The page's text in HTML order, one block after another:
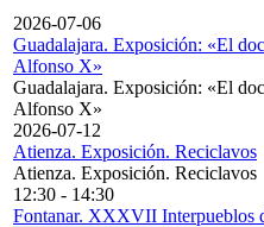
2026-07-06
Guadalajara. Exposición: «El
Alfonso X»
Guadalajara. Exposición: «El
Alfonso X»
2026-07-12
Atienza. Exposición. Reciclavos
Atienza. Exposición. Reciclavos
12:30 - 14:30
Fontanar. XXXVII Interpueblos